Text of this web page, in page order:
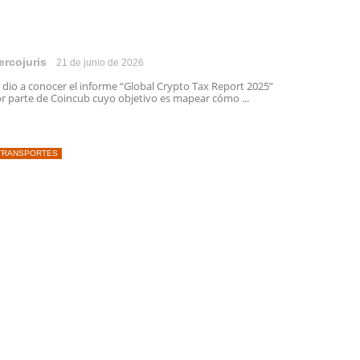
21 de junio de 2026
dio a conocer el informe “Global Crypto Tax Report 2025”
parte de Coincub cuyo objetivo es mapear cómo ...